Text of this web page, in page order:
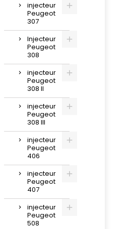
injecteur
Peugeot
307
Injecteur
Peugeot
308
injecteur
Peugeot
308 II
injecteur
Peugeot
308 III
injecteur
Peugeot
406
injecteur
Peugeot
407
injecteur
Peugeot
508